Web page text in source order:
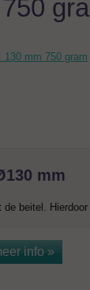
130 mm 750 gram
mm
beitel.
info »